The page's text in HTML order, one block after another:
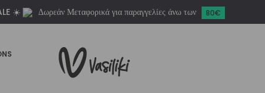
☀️ Δωρεάν Μεταφορικά για παραγγελίες άνω των 80€